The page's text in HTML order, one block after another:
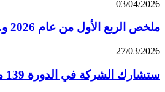
03/04/2026
ملخص الربع الأول من عام 2026 و...
27/03/2026
ستشارك الشركة في الدورة 139 من مهرجان كانتو...